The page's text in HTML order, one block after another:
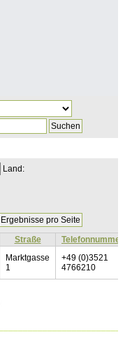
Land:
Straße
Telefonnummer
Marktgasse
1
+49 (0)3521
4766210